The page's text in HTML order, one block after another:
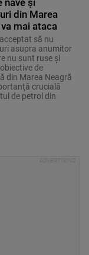
nave şi
din Marea
mai ataca
să nu
asupra anumitor
nu sunt ruse şi
de
din Marea Neagră
crucială
de petrol din